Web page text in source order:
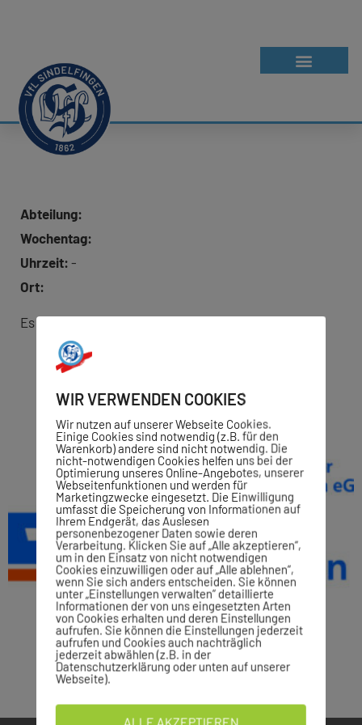
Abteilung:
Wochentag:
Uhrzeit: -
Ort:
Es wurde keine Adresse für Google Maps hinterlegt
WIR VERWENDEN COOKIES
Wir nutzen auf unserer Webseite Cookies.
Einige Cookies sind notwendig (z.B. für den
Warenkorb) andere sind nicht notwendig. Die
nicht-notwendigen Cookies helfen uns bei der
Optimierung unseres Online-Angebotes, unserer
Webseitenfunktionen und werden für
Marketingzwecke eingesetzt. Die Einwilligung
umfasst die Speicherung von Informationen auf
Ihrem Endgerät, das Auslesen
personenbezogener Daten sowie deren
Verarbeitung. Klicken Sie auf „Alle akzeptieren“,
um in den Einsatz von nicht notwendigen
Cookies einzuwilligen oder auf „Alle ablehnen“,
wenn Sie sich anders entscheiden. Sie können
unter „Einstellungen verwalten“ detaillierte
Informationen der von uns eingesetzten Arten
von Cookies erhalten und deren Einstellungen
aufrufen. Sie können die Einstellungen jederzeit
aufrufen und Cookies auch nachträglich
jederzeit abwählen (z.B. in der
Datenschutzerklärung oder unten auf unserer
Webseite).
ALLE AKZEPTIEREN